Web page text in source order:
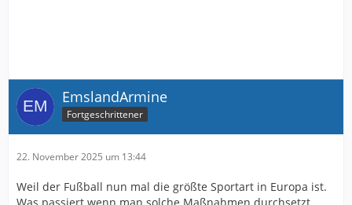
EmslandArmine
Fortgeschrittener
22. November 2025 um 13:44
Weil der Fußball nun mal die größte Sportart in Europa ist.
Was passiert wenn man solche Maßnahmen durchsetzt,